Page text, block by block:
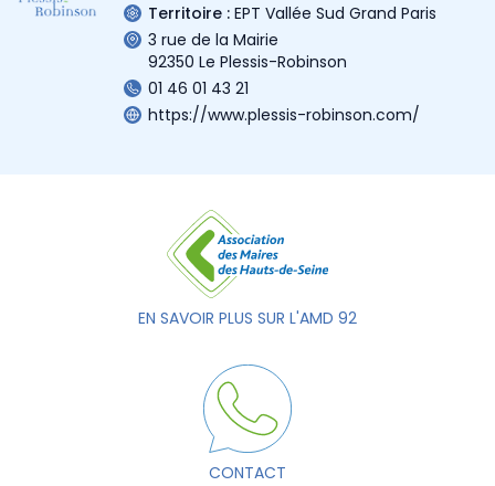
Territoire : EPT Vallée Sud Grand Paris
3 rue de la Mairie
92350 Le Plessis-Robinson
01 46 01 43 21
https://www.plessis-robinson.com/
EN SAVOIR PLUS SUR L'AMD 92
CONTACT